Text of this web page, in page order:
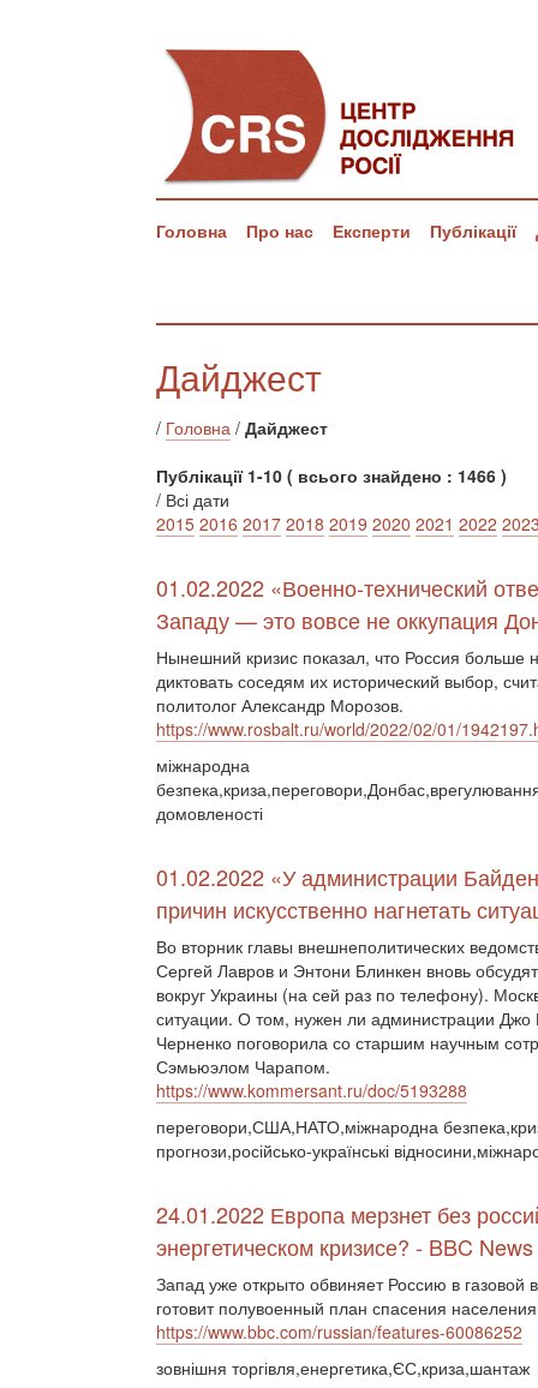
Головна Про нас Експерти Публікації
Дайджест
/ Головна / Дайджест
Публікації 1-10 ( всього знайдено : 1466 )
/ Всі дати
2015 2016 2017 2018 2019 2020 2021 2022
01.02.2022 «Военно-технический
Западу — это вовсе не оккупация
Нынешний кризис показал, что Россия больше
диктовать соседям их исторический выбор,
политолог Александр Морозов.
https://www.rosbalt.ru/world/2022/02/01/
міжнародна
домовленості
01.02.2022 «У администрации
причин искусственно нагнетать
Во вторник главы внешнеполитических
Сергей Лавров и Энтони Блинкен вновь
вокруг Украины (на сей раз по телефону).
ситуации. О том, нужен ли администрации
Черненко поговорила со старшим научным
Сэмьюэлом Чарапом.
https://www.kommersant.ru/doc/5193288
переговори,США,НАТО,міжнародна
прогнози,російсько-українські
24.01.2022 Европа мерзнет без
энергетическом кризисе? - BBC
Запад уже открыто обвиняет Россию в
готовит полувоенный план спасения
https://www.bbc.com/russian/features-60086252
зовнішня торгівля,енергетика,ЄС,криза,шантаж